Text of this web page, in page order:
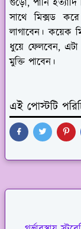
গুঁড়ো, পানি
সাথে মিক্সড
লাগাবেন। কয়েক
ধুয়ে ফেলবেন,
মুক্তি পাবেন।
এই পোস্টটি